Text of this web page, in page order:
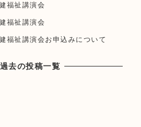
福祉講演会
福祉講演会
福祉講演会お申込みについて
過去の投稿一覧